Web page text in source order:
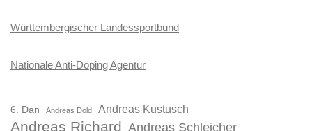
Württembergischer Landessportbund
Nationale Anti-Doping Agentur
6. Dan Andreas Dold Andreas Kustusch
Andreas Richard Andreas Schleicher